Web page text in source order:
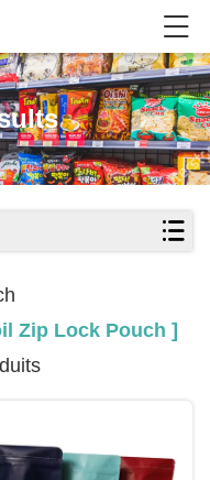
Zip Lock Pouch ]